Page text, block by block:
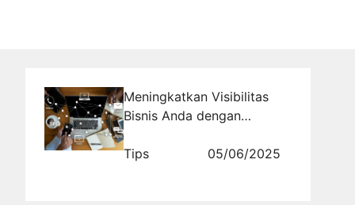
Meningkatkan Visibilitas
Bisnis Anda dengan
RajaBacklink.com
Tips 05/06/2025